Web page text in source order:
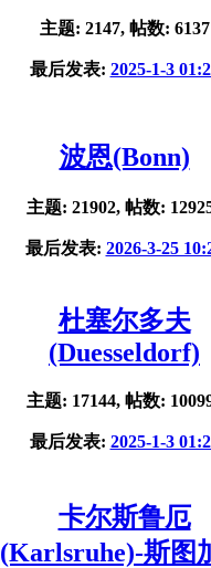
主题: 2147, 帖数: 6137
最后发表: 2025-1-3
波恩(Bonn)
主题: 21902, 帖数:
最后发表: 2026-3-25
杜塞尔多夫
(Duesseldorf)
主题: 17144, 帖数:
最后发表: 2025-1-3
卡尔斯鲁厄
(Karlsruhe)-斯图